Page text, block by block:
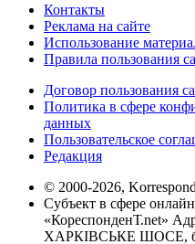
Контакты
Реклама на сайте
Использование
Правила пользования
Договор пользования
Политика в сфере
данных
Пользовательское
Редакция
© 2000-2026,
Субъект в сфере
«КореспонденТ.net»
ХАРКІВСЬКЕ ШОСЕ,